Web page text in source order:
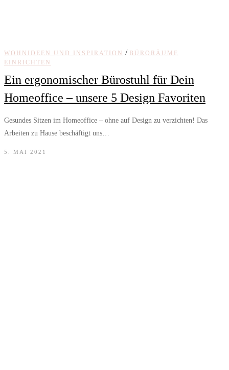
WOHNIDEEN UND INSPIRATION / BÜRORÄUME
EINRICHTEN
Ein ergonomischer Bürostuhl für Dein
Homeoffice – unsere 5 Design Favoriten
Gesundes Sitzen im Homeoffice – ohne auf Design zu verzichten! Das
Arbeiten zu Hause beschäftigt uns…
5. MAI 2021